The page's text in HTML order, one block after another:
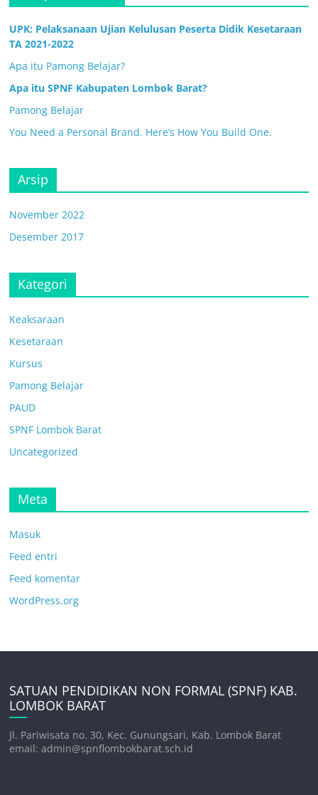
UPK: Pelaksanaan Ujian Kelulusan Peserta Didik Kesetaraan
TA 2021-2022
Apa itu Pamong Belajar?
Apa itu SPNF Kabupaten Lombok Barat?
Pamong Belajar
You Need a Personal Brand. Here’s How You Build One.
Arsip
November 2022
Desember 2017
Kategori
Keaksaraan
Kesetaraan
Kursus
Pamong Belajar
PAUD
SPNF Lombok Barat
Uncategorized
Meta
Masuk
Feed entri
Feed komentar
WordPress.org
SATUAN PENDIDIKAN NON FORMAL (SPNF) KAB.
LOMBOK BARAT
Jl. Pariwisata no. 30, Kec. Gunungsari, Kab. Lombok Barat
email: admin@spnflombokbarat.sch.id